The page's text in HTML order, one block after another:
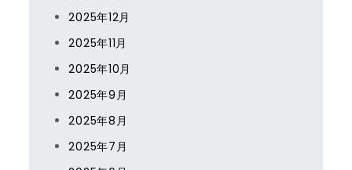
2025年12月
2025年11月
2025年10月
2025年9月
2025年8月
2025年7月